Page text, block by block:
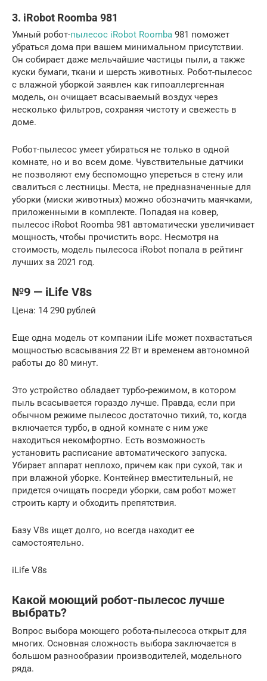
3. iRobot Roomba 981
Умный робот-пылесос iRobot Roomba 981 поможет
убраться дома при вашем минимальном присутствии.
Он собирает даже мельчайшие частицы пыли, а также
куски бумаги, ткани и шерсть животных. Робот-пылесос
с влажной уборкой заявлен как гипоаллергенная
модель, он очищает всасываемый воздух через
несколько фильтров, сохраняя чистоту и свежесть в
доме.
Робот-пылесос умеет убираться не только в одной
комнате, но и во всем доме. Чувствительные датчики
не позволяют ему беспомощно упереться в стену или
свалиться с лестницы. Места, не предназначенные для
уборки (миски животных) можно обозначить маячками,
приложенными в комплекте. Попадая на ковер,
пылесос iRobot Roomba 981 автоматически увеличивает
мощность, чтобы прочистить ворс. Несмотря на
стоимость, модель пылесоса iRobot попала в рейтинг
лучших за 2021 год.
№9 — iLife V8s
Цена: 14 290 рублей
Еще одна модель от компании iLife может похвастаться
мощностью всасывания 22 Вт и временем автономной
работы до 80 минут.
Это устройство обладает турбо-режимом, в котором
пыль всасывается гораздо лучше. Правда, если при
обычном режиме пылесос достаточно тихий, то, когда
включается турбо, в одной комнате с ним уже
находиться некомфортно. Есть возможность
установить расписание автоматического запуска.
Убирает аппарат неплохо, причем как при сухой, так и
при влажной уборке. Контейнер вместительный, не
придется очищать посреди уборки, сам робот может
строить карту и обходить препятствия.
Базу V8s ищет долго, но всегда находит ее
самостоятельно.
iLife V8s
Какой моющий робот-пылесос лучше
выбрать?
Вопрос выбора моющего робота-пылесоса открыт для
многих. Основная сложность выбора заключается в
большом разнообразии производителей, модельного
ряда.